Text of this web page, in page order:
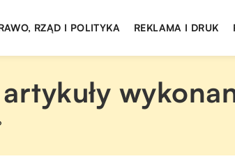
RZĄD I POLITYKA REKLAMA I DRUK